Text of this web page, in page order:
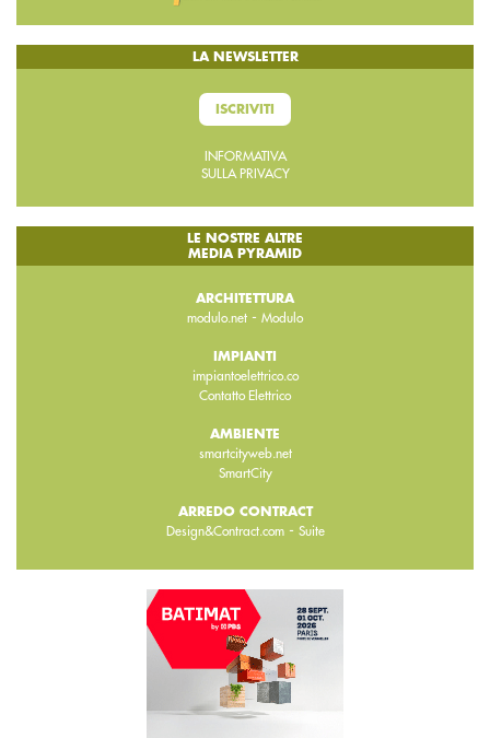
LA NEWSLETTER
ISCRIVITI
INFORMATIVA
SULLA PRIVACY
LE NOSTRE ALTRE
MEDIA PYRAMID
ARCHITETTURA
modulo.net - Modulo
IMPIANTI
impiantoelettrico.co
Contatto Elettrico
AMBIENTE
smartcityweb.net
SmartCity
ARREDO CONTRACT
Design&Contract.com- Suite